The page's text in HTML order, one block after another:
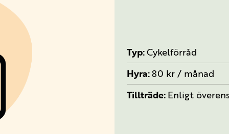
Typ Cykelförråd
Hyra 80 kr / månad
Tillträde Enligt